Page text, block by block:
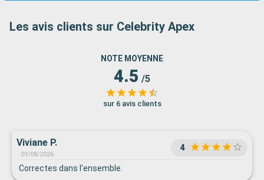
Les avis clients sur Celebrity Apex
NOTE MOYENNE
4.5 /5
sur 6 avis clients
Viviane P.
01/08/2026
4
Correctes dans l'ensemble.